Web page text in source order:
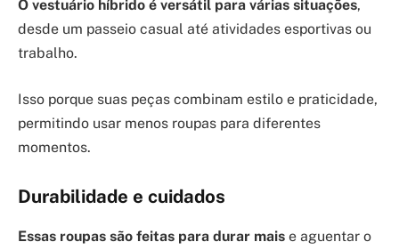
O vestuário híbrido é versátil para várias situações,
desde um passeio casual até atividades esportivas ou
trabalho.
Isso porque suas peças combinam estilo e praticidade,
permitindo usar menos roupas para diferentes
momentos.
Durabilidade e cuidados
Essas roupas são feitas para durar mais e aguentar o